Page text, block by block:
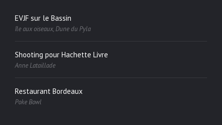
EVJF sur le Bassin
île aux oiseaux, Dune du Pyla
Shooting pour Hachette Livre
Anne Lataillade
Restaurant Bordeaux
Poke Bowl